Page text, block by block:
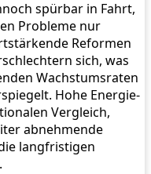
spürbar in Fahrt,
Probleme nur
Reformen
sich, was
Wachstumsraten
Hohe Energie-
Vergleich,
abnehmende
langfristigen